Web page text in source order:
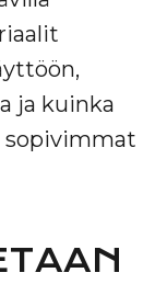
ja kuinka
sopivimmat